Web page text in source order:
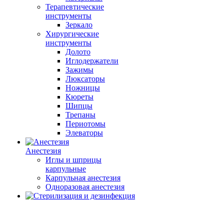
Терапевтические
инструменты
Зеркало
Хирургические
инструменты
Долото
Иглодержатели
Зажимы
Люксаторы
Ножницы
Кюреты
Шипцы
Трепаны
Периотомы
Элеваторы
Анестезия
Иглы и шприцы
карпульные
Карпульная анестезия
Одноразовая анестезия